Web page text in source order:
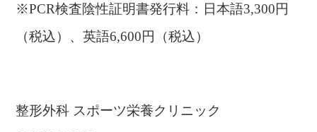
※PCR検査陰性証明書発行料：日本語3,300円
（税込）、英語6,600円（税込）
整形外科 スポーツ栄養クリニック